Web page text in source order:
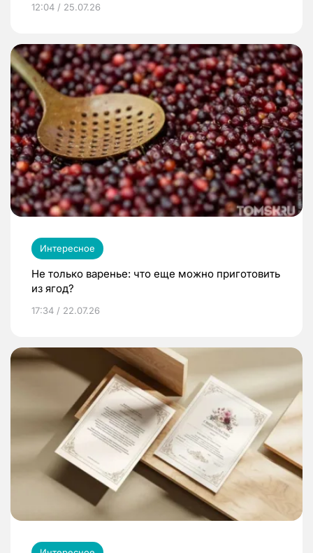
12:04 / 25.07.26
Интересное
Не только варенье: что еще можно приготовить
из ягод?
17:34 / 22.07.26